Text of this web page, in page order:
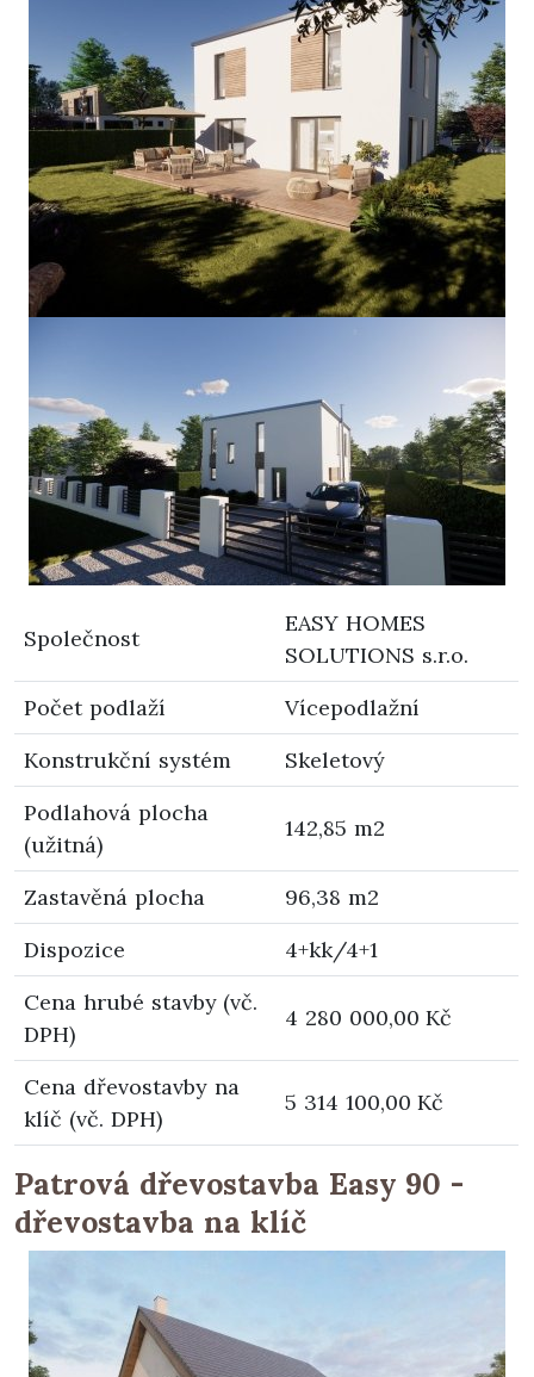
Společnost
EASY HOMES
SOLUTIONS s.r.o.
Počet podlaží
Vícepodlažní
Konstrukční systém
Skeletový
Podlahová plocha
(užitná)
142,85 m2
Zastavěná plocha
96,38 m2
Dispozice
4+kk/4+1
Cena hrubé stavby (vč.
DPH)
4 280 000,00 Kč
Cena dřevostavby na
klíč (vč. DPH)
5 314 100,00 Kč
Patrová dřevostavba Easy 90 -
dřevostavba na klíč